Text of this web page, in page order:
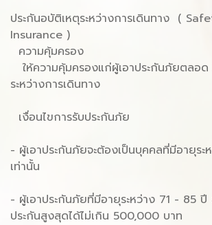
ประกันอบัติเหตุระหว่างการเดินทาง (
Insurance )
ความคุ้มครอง
ให้ความคุ้มครองแก่ผู้เอาประกันภัยตลอ
ระหว่างการเดินทาง
เงื่อนไขการรับประกันภัย
- ผู้เอาประกันภัยจะต้องเป็นบุคคลที่มีอายุร
เท่านั้น
- ผู้เอาประกันภัยที่มีอายุระหว่าง 71 - 85
ประกันสูงสุดได้ไม่เกิน 500,000 บาท